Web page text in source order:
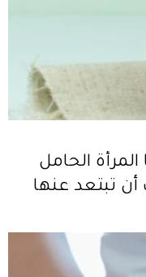
الحامل
تبتعد عنها